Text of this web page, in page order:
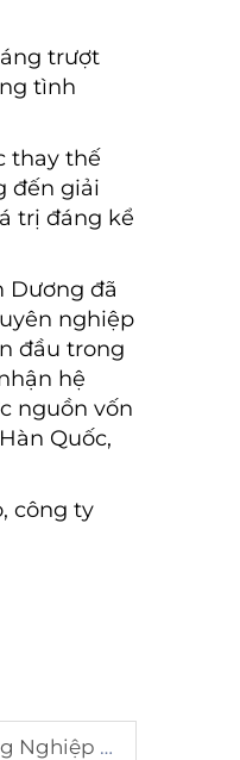
trượt
tình
thay thế
đến giải
trị đáng kể
Dương đã
nghiệp
đầu trong
hệ
nguồn vốn
Quốc,
công ty
Nặng